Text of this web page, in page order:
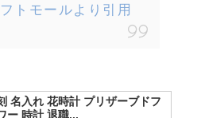
トモールより引用